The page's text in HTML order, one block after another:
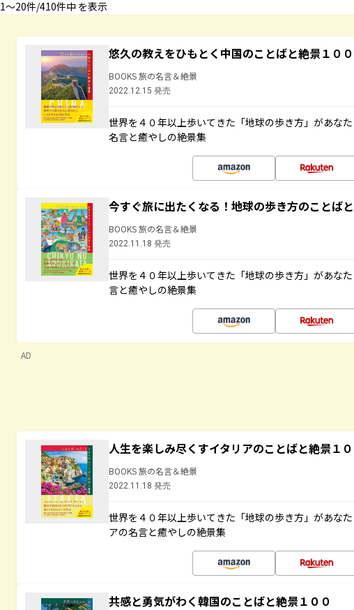
1〜20件/410件中 を表示
悠久の教えをひもとく中国のことばと絶景１００
BOOKS 旅の名言＆絶景
2022.12.15 発売
世界を４０年以上歩いてきた「地球の歩き方」があな
名言と癒やしの絶景集
今すぐ旅に出たくなる！地球の歩き方のことば
BOOKS 旅の名言＆絶景
2022.11.18 発売
世界を４０年以上歩いてきた「地球の歩き方」があな
言と癒やしの絶景集
AD
人生を楽しみ尽くすイタリアのことばと絶景１
BOOKS 旅の名言＆絶景
2022.11.18 発売
世界を４０年以上歩いてきた「地球の歩き方」があな
アの名言と癒やしの絶景集
共感と勇気がわく韓国のことばと絶景１００